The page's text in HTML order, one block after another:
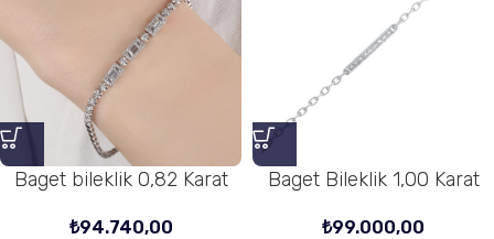
Baget bileklik 0,82 Karat
₺94.740,00
Baget Bileklik 1,00 Karat
₺99.000,00